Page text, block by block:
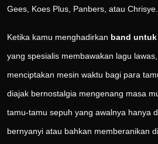
Gees, Koes Plus, Panbers, atau Chrisye.
Ketika kamu menghadirkan band
yang spesialis membawakan lagu
menciptakan mesin waktu bagi para
diajak bernostalgia mengenang masa
tamu-tamu sepuh yang awalnya hanya
bernyanyi atau bahkan memberanikan